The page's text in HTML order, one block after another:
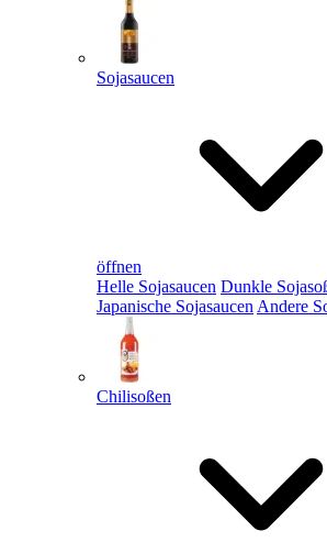
Sojasaucen
öffnen
Helle Sojasaucen Dunkle
Japanische Sojasaucen Andere
Chilisoßen